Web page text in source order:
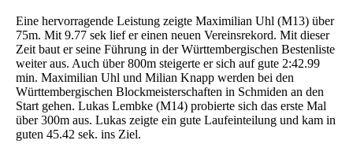
Eine hervorragende Leistung zeigte Maximilian Uhl (M13) über
75m. Mit 9.77 sek lief er einen neuen Vereinsrekord. Mit dieser
Zeit baut er seine Führung in der Württembergischen Bestenliste
weiter aus. Auch über 800m steigerte er sich auf gute 2:42.99
min. Maximilian Uhl und Milian Knapp werden bei den
Württembergischen Blockmeisterschaften in Schmiden an den
Start gehen. Lukas Lembke (M14) probierte sich das erste Mal
über 300m aus. Lukas zeigte ein gute Laufeinteilung und kam in
guten 45.42 sek. ins Ziel.